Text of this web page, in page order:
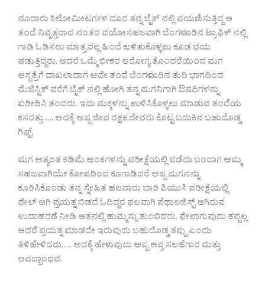
ನೂರಾರು ಕಿಲೋಮೀಟರ್ಗಳ ದೂರ ತನ್ನ ಬೈಕ್ ನಲ್ಲಿ ಪಯಣಿಸುತ್ತಿದ್ದ ಆ
ತಂದೆ ನಿವೃತ್ತರಾದ ನಂತರ ವಯೋಸಹಜವಾಗಿ ಬೆಂಗಳೂರಿನ ಟ್ರಾಫಿಕ್ ನಲ್ಲಿ
ಗಾಡಿ ಓಡಿಸಲು ಮಾತ್ರವಲ್ಲ ಹಿಂದೆ ಕುಳಿತುಕೊಳ್ಳಲು ಕೂಡ ಭಯ
ಪಡುತ್ತಿದ್ದರು. ಆದರೆ ಒಮ್ಮೆ ಭೀಕರ ಆರೋಗ್ಯ ತೊಂದರೆಯಿಂದ ಮಗ
ಆಸ್ಪತ್ರೆಗೆ ದಾಖಲಾದಾಗ ಅದೇ ತಂದೆ ಬೆಂಗಳೂರಿನ ತುದಿ ಭಾಗದಿಂದ
ಮೆಜೆಸ್ಟಿಕ್ ವರೆಗೆ ಬೈಕ್ ನಲ್ಲಿ ಹೋಗಿ ತನ್ನ ಮಗನಿಗಾಗಿ ಔಷಧಿಗಳನ್ನು
ಖರೀದಿಸಿ ತಂದರು. ಇದು ಮಕ್ಕಳನ್ನು ಉಳಿಸಿಕೊಳ್ಳಲು ಮಾಡುವ ತಂದೆಯ
ಕಸರತ್ತು….. ಅದಕ್ಕೆ ಅಪ್ಪ ಜೀವ ರಕ್ಷಕ,ದೇವರು ಕೊಟ್ಟ ಬದುಕಿನ ಬಹುದೊಡ್ಡ
ಗಿಫ್ಟ್.
ಮಗ ಅತ್ಯಂತ ಕಡಿಮೆ ಅಂಕಗಳನ್ನು ಪರೀಕ್ಷೆಯಲ್ಲಿ ಪಡೆದು ಬಂದಾಗ ಅಮ್ಮ
ಸಹಜವಾಗಿಯೇ ಕೋಪದಿಂದ ಕೂಗಾಡಿದರೆ ಅಪ್ಪ ಮಗನನ್ನು
ಕೂರಿಸಿಕೊಂಡು ತನ್ನ ಸ್ನೇಹಿತ ಹಲವಾರು ಬಾರಿ ಪಿಯುಸಿ ಪರೀಕ್ಷೆಯಲ್ಲಿ
ಫೇಲ್ ಆಗಿ ಪ್ರಯತ್ನ ಬಿಡದೆ ಓದಿದ್ದರ ಫಲವಾಗಿ ಪೆಥಾಲಜಿಸ್ಟ್ ಆಗಿರುವ
ಉದಾಹರಣೆ ನೀಡಿ ಆತನಲ್ಲಿ ಹುಮ್ಮಸ್ಸು ತುಂಬಿದರು. ಫೇಲಾಗುವುದು ತಪ್ಪಲ್ಲ
ಆದರೆ ಪ್ರಯತ್ನ ಮಾಡದೇ ಇರುವುದು ಬಹುದೊಡ್ಡ ತಪ್ಪು ಎಂದು
ತಿಳಿಹೇಳಿದರು….. ಅದಕ್ಕೆ ಹೇಳುವುದು ಅಪ್ಪ ಆಪ್ತ ಸಲಹೆಗಾರ ಮತ್ತು
ಆಪದ್ಬಾಂಧವ.